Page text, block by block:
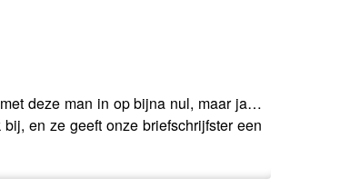
deze man in op bijna nul, maar ja…
en ze geeft onze briefschrijfster een